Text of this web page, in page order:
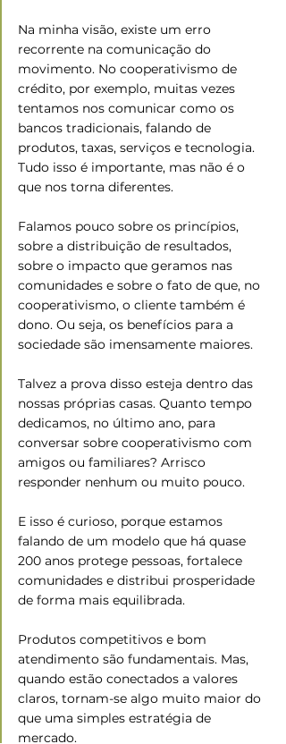
Na minha visão, existe um erro
recorrente na comunicação do
movimento. No cooperativismo de
crédito, por exemplo, muitas vezes
tentamos nos comunicar como os
bancos tradicionais, falando de
produtos, taxas, serviços e tecnologia.
Tudo isso é importante, mas não é o
que nos torna diferentes.
Falamos pouco sobre os princípios,
sobre a distribuição de resultados,
sobre o impacto que geramos nas
comunidades e sobre o fato de que, no
cooperativismo, o cliente também é
dono. Ou seja, os benefícios para a
sociedade são imensamente maiores.
Talvez a prova disso esteja dentro das
nossas próprias casas. Quanto tempo
dedicamos, no último ano, para
conversar sobre cooperativismo com
amigos ou familiares? Arrisco
responder nenhum ou muito pouco.
E isso é curioso, porque estamos
falando de um modelo que há quase
200 anos protege pessoas, fortalece
comunidades e distribui prosperidade
de forma mais equilibrada.
Produtos competitivos e bom
atendimento são fundamentais. Mas,
quando estão conectados a valores
claros, tornam-se algo muito maior do
que uma simples estratégia de
mercado.